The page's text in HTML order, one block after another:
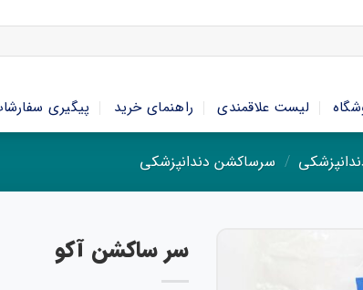
لیست علاقمندی راهنمای خرید پیگیری
/ سرساکشن دندانپزشکی
سر ساکشن آکو